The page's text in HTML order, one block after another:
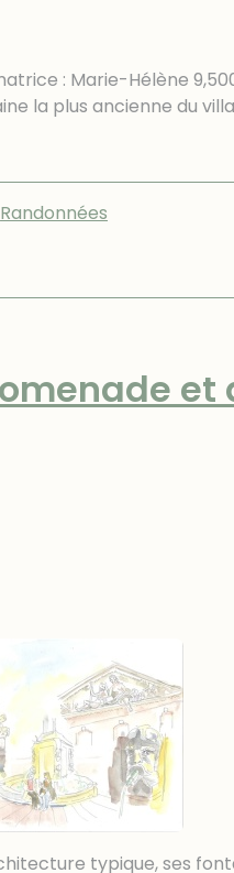
: Marie-Hélène
la plus ancienne du
Randonnées
typique, ses